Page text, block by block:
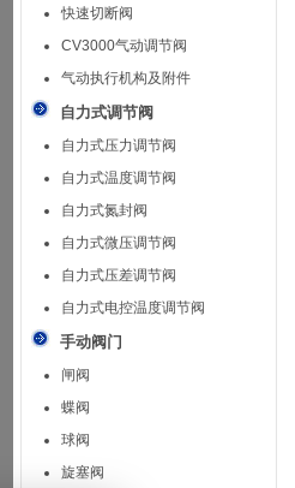
快速切断阀
CV3000气动调节阀
气动执行机构及附件
自力式调节阀
自力式压力调节阀
自力式温度调节阀
自力式氮封阀
自力式微压调节阀
自力式压差调节阀
自力式电控温度调节阀
手动阀门
闸阀
蝶阀
球阀
旋塞阀